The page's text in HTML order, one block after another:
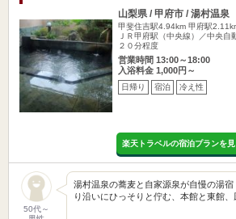
山梨県 / 甲府市 / 湯村温泉
甲斐住吉駅4.94km 甲府駅
ＪＲ甲府駅（中央線）／中央
２０分程度
営業時間 13:00～18:00
入浴料金 1,000円～
日帰り 宿泊 冷え性
楽天トラベルの宿泊プランを見
50代～
湯村温泉の蕎麦と自家源泉が自慢の湯
り沿いにひっそりと佇む、本館と東館